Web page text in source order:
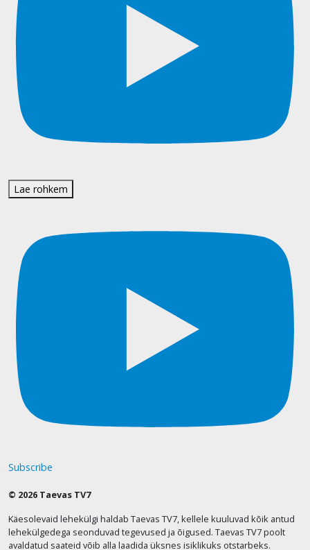
Lae rohkem
Subscribe
© 2026 Taevas TV7
Käesolevaid lehekülgi haldab Taevas TV7, kellele kuuluvad kõik antud
lehekülgedega seonduvad tegevused ja õigused. Taevas TV7 poolt
avaldatud saateid võib alla laadida üksnes isiklikuks otstarbeks.